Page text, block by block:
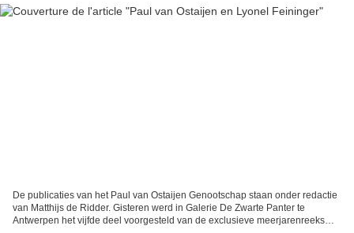
De publicaties van het Paul van Ostaijen Genootschap staan onder redactie
van Matthijs de Ridder. Gisteren werd in Galerie De Zwarte Panter te
Antwerpen het vijfde deel voorgesteld van de exclusieve meerjarenreeks